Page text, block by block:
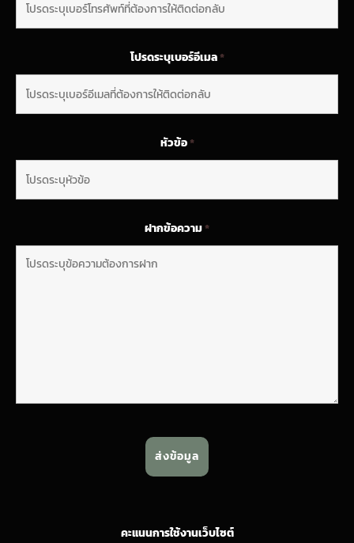
โปรดระบุเบอร์อีเมล*
หัวข้อ*
ฝากข้อความ*
คะแนนการใช้งานเว็บไซต์